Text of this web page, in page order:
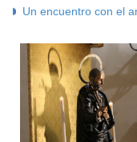
Un encuentro con el